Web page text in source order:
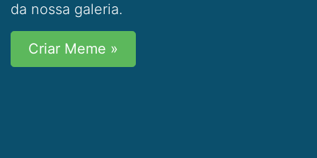
da nossa galeria.
Criar Meme »